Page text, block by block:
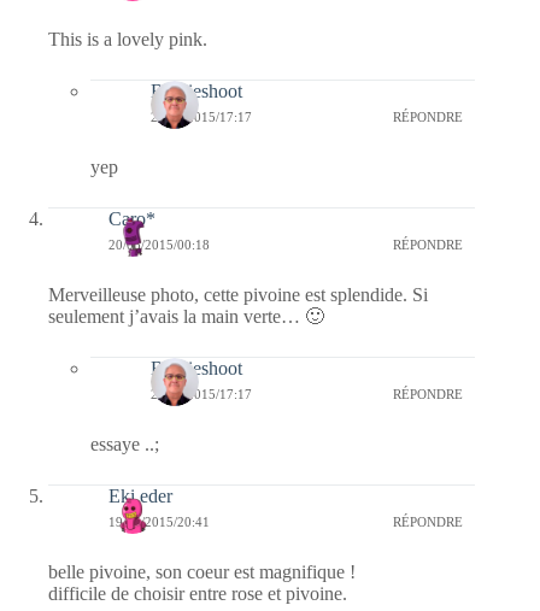
This is a lovely pink.
Bernieshoot
24/05/2015/17:17 RÉPONDRE
yep
Caro*
20/05/2015/00:18 RÉPONDRE
Merveilleuse photo, cette pivoine est splendide. Si
seulement j’avais la main verte… 🙂
Bernieshoot
24/05/2015/17:17 RÉPONDRE
essaye ..;
Eki eder
19/05/2015/20:41 RÉPONDRE
belle pivoine, son coeur est magnifique !
difficile de choisir entre rose et pivoine.